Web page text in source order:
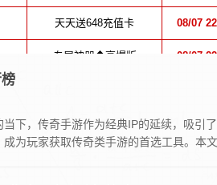
下，传奇手游作为经典IP的延续，吸引
为玩家获取传奇类手游的首选工具。本